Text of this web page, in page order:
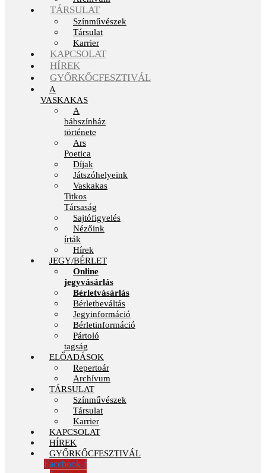
TÁRSULAT
Színművészek
Társulat
Karrier
KAPCSOLAT
HÍREK
GYŐRKŐCFESZTIVÁL
A
VASKAKAS
A
bábszínház
története
Ars
Poetica
Díjak
Játszóhelyeink
Vaskakas
Titkos
Társaság
Sajtófigyelés
Nézőink
írták
Hírek
JEGY/BÉRLET
Online
jegyvásárlás
Bérletvásárlás
Bérletbeváltás
Jegyinformáció
Bérletinformáció
Pártoló
tagság
ELŐADÁSOK
Repertoár
Archívum
TÁRSULAT
Színművészek
Társulat
Karrier
KAPCSOLAT
HÍREK
GYŐRKŐCFESZTIVÁL
Facebook-f